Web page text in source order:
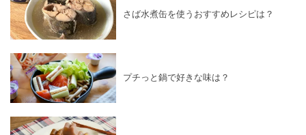
さば水煮缶を使うおすすめレシピは？
プチっと鍋で好きな味は？